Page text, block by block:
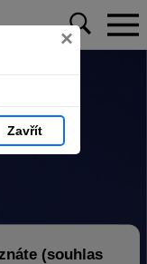
×
Zavřít
(souhlas